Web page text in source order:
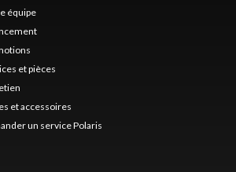
équipe
et pièces
et accessoires
un service Polaris